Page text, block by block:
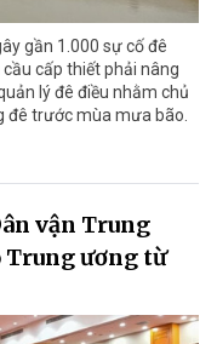
gần 1.000 sự cố đê
cấp thiết phải nâng
lý đê điều nhằm chủ
đê trước mùa mưa bão.
vận Trung
Trung ương từ